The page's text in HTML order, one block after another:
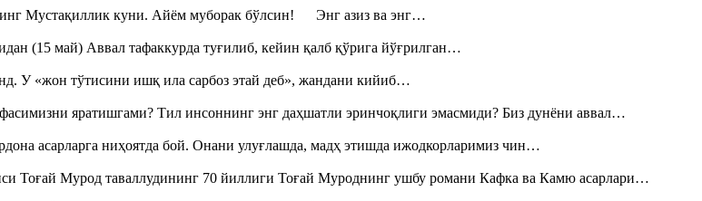
Мустақиллик куни. Айём муборак бўлсин! Энг азиз ва энг…
(15 май) Аввал тафаккурда туғилиб, кейин қалб қўрига йўғрилган…
У «жон тўтисини ишқ ила сарбоз этай деб», жандани кийиб…
яратишгами? Тил инсоннинг энг даҳшатли эринчоқлиги эмасмиди? Биз дунёни аввал…
асарларга ниҳоятда бой. Онани улуғлашда, мадҳ этишда ижодкорларимиз чин…
Тоғай Мурод таваллудининг 70 йиллиги Тоғай Муроднинг ушбу романи Кафка ва Камю асарлари…